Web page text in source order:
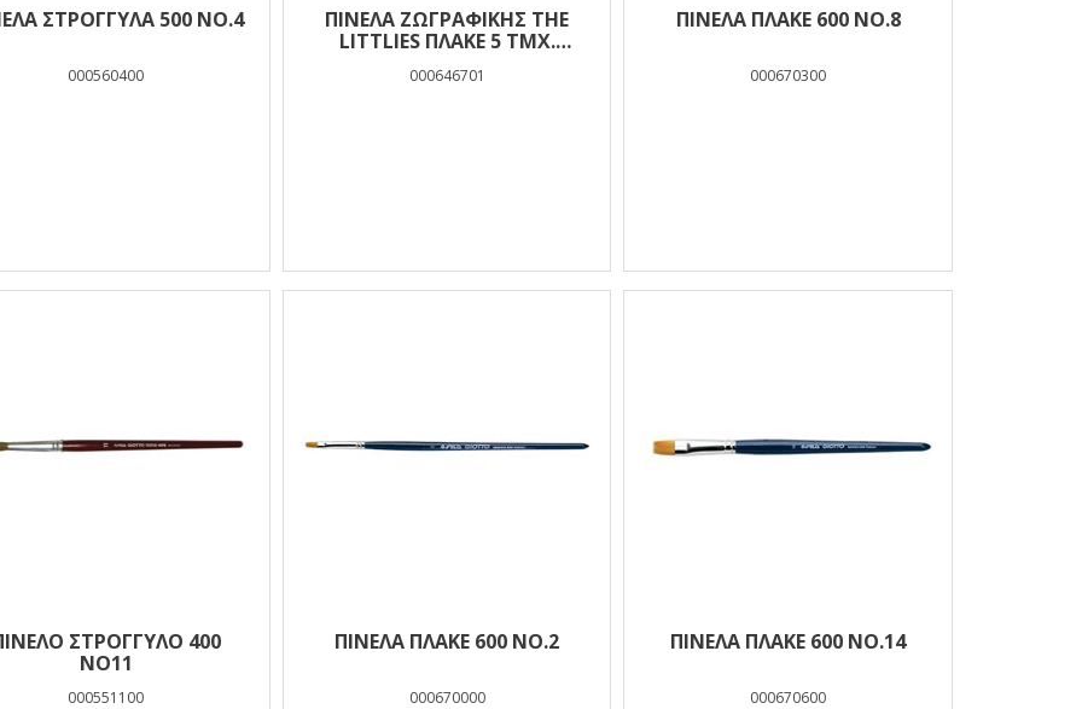
ΣΤΡΟΓΓΥΛΑ 500 ΝΟ.4
000560400
ΠΙΝΈΛΑ ΖΩΓΡΑΦΙΚΉΣ THE
LITTLIES ΠΛΑΚΈ 5 ΤΜΧ.
000646701
ΠΙΝΕΛΑ ΠΛΑΚΕ 600 ΝΟ.8
000670300
ΣΤΡΟΓΓΥΛΟ 400
ΝΟ11
000551100
ΠΙΝΕΛΑ ΠΛΑΚΕ 600 ΝΟ.2
000670000
ΠΙΝΕΛΑ ΠΛΑΚΕ 600 ΝΟ.14
000670600